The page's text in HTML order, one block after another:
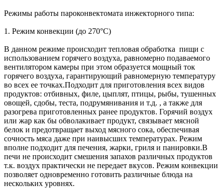
Режимы работы пароконвектомата инжекторного типа:
1. Режим конвекции (до 270°С)
В данном режиме происходит тепловая обработка пищи с
использованием горячего воздуха, равномерно подаваемого
вентилятором камеры при этом образуется мощный ток
горячего воздуха, гарантирующий равномерную температуру
во всех ее точках.Подходит для приготовления всех видов
продуктов: отбивных, филе, цыплят, птицы, рыбы, тушенных
овощей, сдобы, теста, подрумянивания и т.д. , а также для
разогрева приготовленных ранее продуктов. Горячий воздух
или жар как бы обволакивает продукт, связывает мясной
белок и предотвращает выход мясного сока, обеспечивая
сочность мяса даже при наивысших температурах. Режим
вполне подходит для печения, жарки, гриля и панировки.В
печи не происходит смешения запахов различных продуктов
т.к. воздух практически не передает вкусов. Режим конвекции
позволяет одновременно готовить различные блюда на
нескольких уровнях.